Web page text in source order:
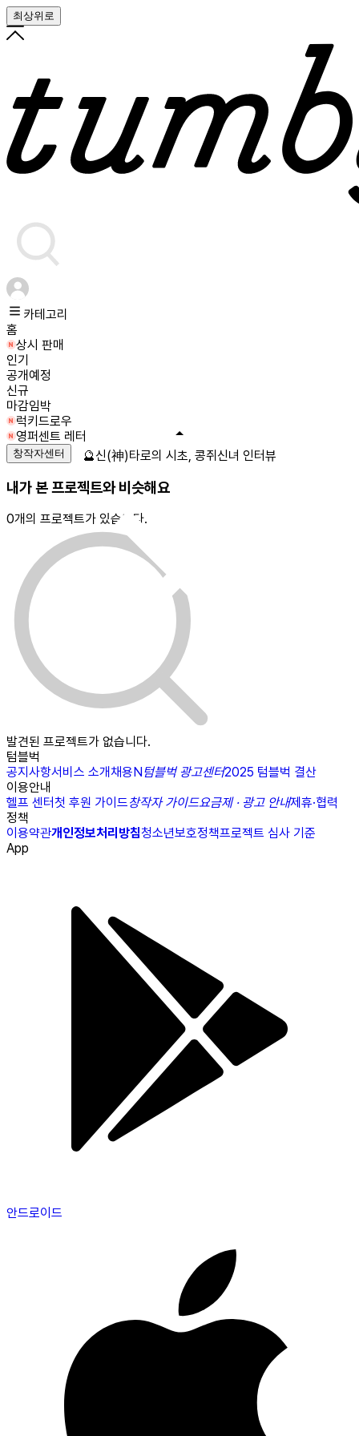
최상위로
카테고리
홈
상시 판매
인기
공개예정
신규
마감임박
럭키드로우
영퍼센트 레터
창작자센터
내가 본 프로젝트와 비슷해요
0개의 프로젝트가 있습니다.
발견된 프로젝트가 없습니다.
텀블벅
공지사항서비스 소개채용 N 텀블벅 광고센터2025 텀블벅 결산
이용안내
헬프 센터첫 후원 가이드창작자 가이드요금제 · 광고 안내제휴·협력
정책
이용약관개인정보처리방침청소년보호정책프로젝트 심사 기준
App
안드로이드
🔮신(神)타로의 시초, 콩쥐신녀 인터뷰